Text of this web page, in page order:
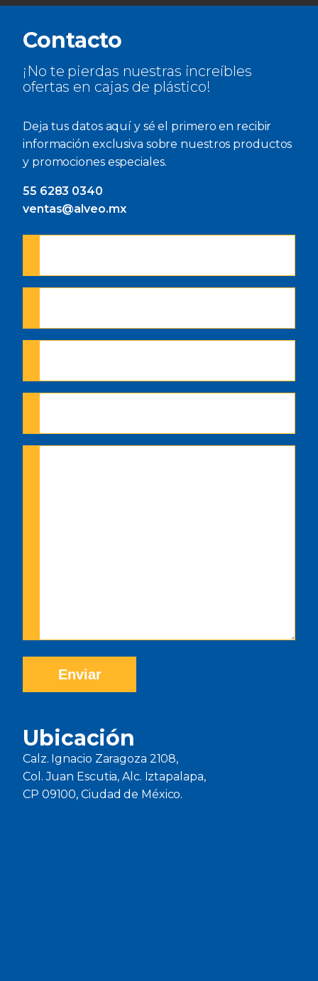
Contacto
¡No te pierdas nuestras increíbles
ofertas en cajas de plástico!
Deja tus datos aquí y sé el primero en recibir
información exclusiva sobre nuestros productos
y promociones especiales.
55 6283 0340
ventas@alveo.mx
Ubicación
Calz. Ignacio Zaragoza 2108,
Col. Juan Escutia, Alc. Iztapalapa,
CP 09100, Ciudad de México.